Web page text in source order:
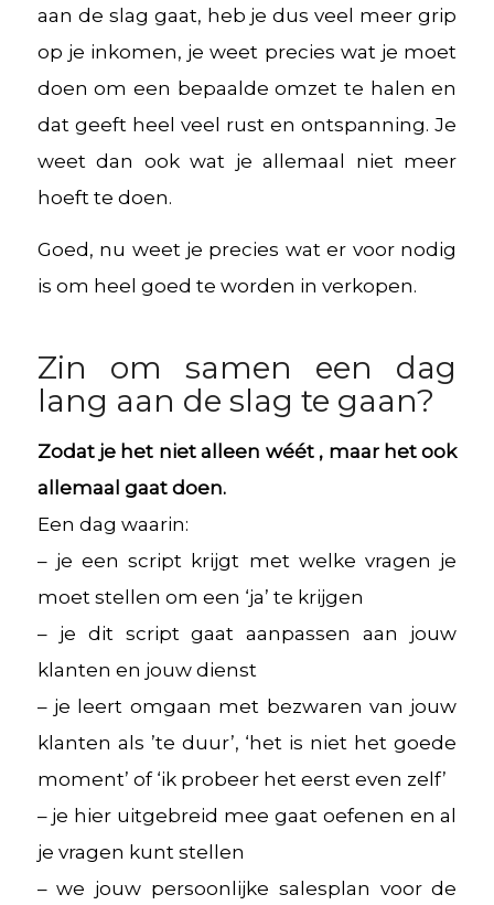
aan de slag gaat, heb je dus veel meer grip
op je inkomen, je weet precies wat je moet
doen om een bepaalde omzet te halen en
dat geeft heel veel rust en ontspanning. Je
weet dan ook wat je allemaal niet meer
hoeft te doen.
Goed, nu weet je precies wat er voor nodig
is om heel goed te worden in verkopen.
Zin om samen een dag
lang aan de slag te gaan?
Zodat je het niet alleen wéét , maar het ook
allemaal gaat doen.
Een dag waarin:
– je een script krijgt met welke vragen je
moet stellen om een ‘ja’ te krijgen
– je dit script gaat aanpassen aan jouw
klanten en jouw dienst
– je leert omgaan met bezwaren van jouw
klanten als ’te duur’, ‘het is niet het goede
moment’ of ‘ik probeer het eerst even zelf’
– je hier uitgebreid mee gaat oefenen en al
je vragen kunt stellen
– we jouw persoonlijke salesplan voor de